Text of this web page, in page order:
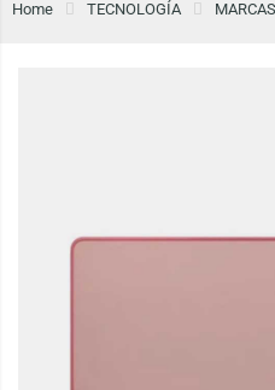
Home TECNOLOGÍA MARCAS